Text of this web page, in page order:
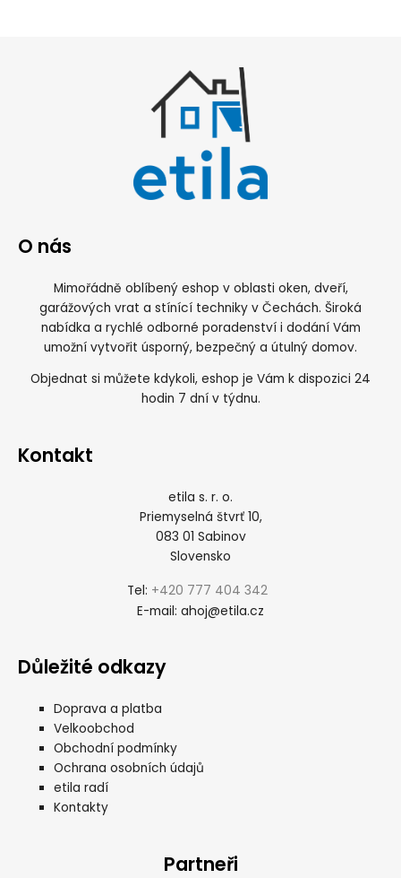
O nás
Mimořádně oblíbený eshop v oblasti oken, dveří,
garážových vrat a stínící techniky v Čechách. Široká
nabídka a rychlé odborné poradenství i dodání Vám
umožní vytvořit úsporný, bezpečný a útulný domov.
Objednat si můžete kdykoli, eshop je Vám k dispozici 24
hodin 7 dní v týdnu.
Kontakt
etila s. r. o.
Priemyselná štvrť 10,
083 01 Sabinov
Slovensko
Tel: +420 777 404 342
E-mail: ahoj@etila.cz
Důležité odkazy
Doprava a platba
Velkoobchod
Obchodní podmínky
Ochrana osobních údajů
etila radí
Kontakty
Partneři